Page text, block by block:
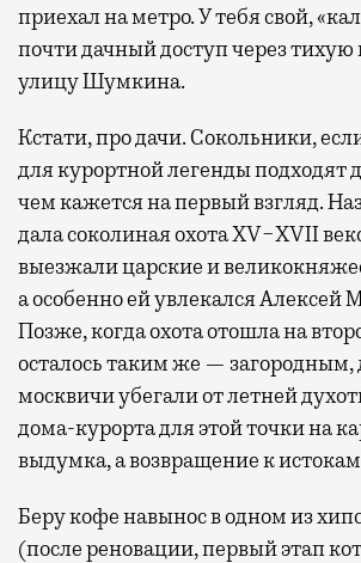
приехал на метро. У тебя свой,
почти дачный доступ через тихую
улицу Шумкина.
Кстати, про дачи. Сокольники,
для курортной легенды подходят
чем кажется на первый взгляд.
дала соколиная охота XV−XVII
выезжали царские и
а особенно ей увлекался Алексей
Позже, когда охота отошла на
осталось таким же — загородным,
москвичи убегали от летней
дома-курорта для этой точки на
выдумка, а возвращение к
Беру кофе навынос в одном из
(после реновации, первый этап